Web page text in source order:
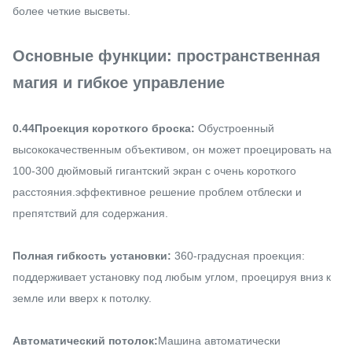
более четкие высветы.
Основные функции: пространственная
магия и гибкое управление
0.44Проекция короткого броска: Обустроенный
высококачественным объективом, он может проецировать на
100-300 дюймовый гигантский экран с очень короткого
расстояния.эффективное решение проблем отблески и
препятствий для содержания.
Полная гибкость установки: 360-градусная проекция:
поддерживает установку под любым углом, проецируя вниз к
земле или вверх к потолку.
Автоматический потолок:Машина автоматически